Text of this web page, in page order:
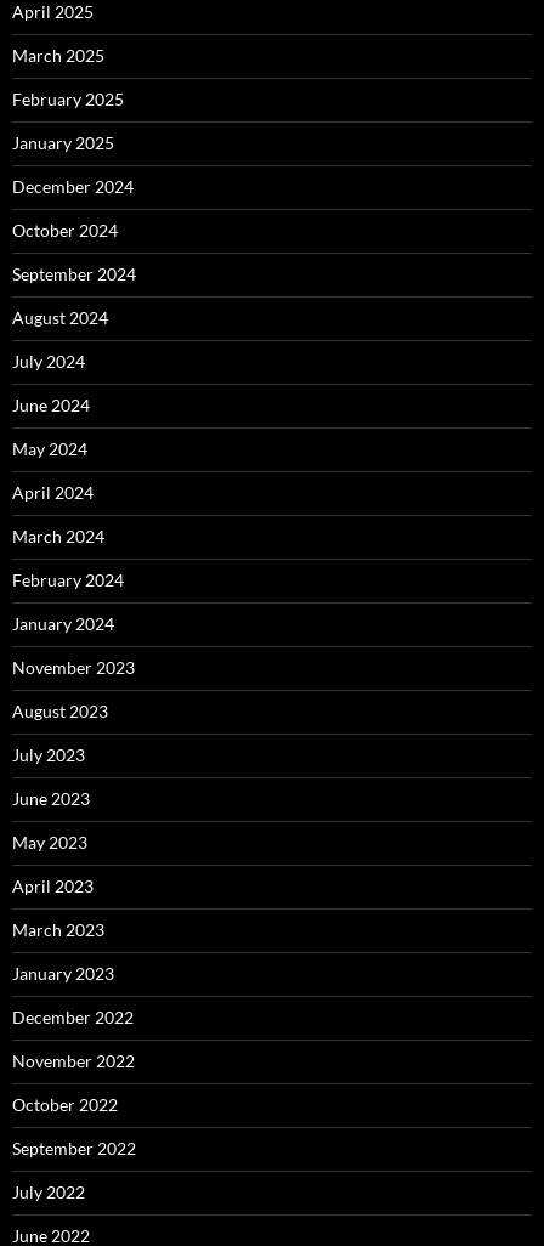
April 2025
March 2025
February 2025
January 2025
December 2024
October 2024
September 2024
August 2024
July 2024
June 2024
May 2024
April 2024
March 2024
February 2024
January 2024
November 2023
August 2023
July 2023
June 2023
May 2023
April 2023
March 2023
January 2023
December 2022
November 2022
October 2022
September 2022
July 2022
June 2022